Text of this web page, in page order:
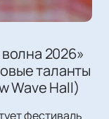
2026»
таланты
Wave Hall)
фестиваль